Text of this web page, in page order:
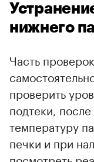
нижнего
Часть
проверить
подтеки,
температуру
печки и при